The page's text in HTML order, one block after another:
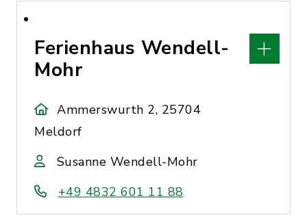
Ferienhaus Wendell-
Mohr
Ammerswurth 2, 25704
Meldorf
Susanne Wendell-Mohr
+49 4832 601 11 88